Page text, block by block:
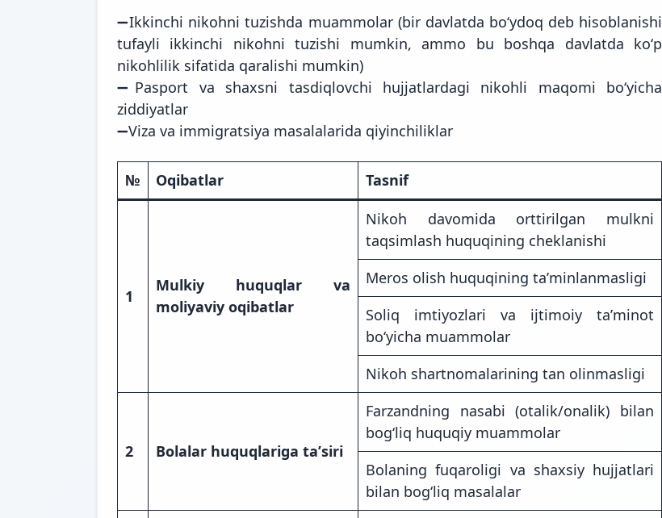
➖Ikkinchi nikohni tuzishda muammolar (bir davlatda boʻydoq deb hisoblanishi
tufayli ikkinchi nikohni tuzishi mumkin, ammo bu boshqa davlatda koʻp
nikohlilik sifatida qaralishi mumkin)
➖Pasport va shaxsni tasdiqlovchi hujjatlardagi nikohli maqomi boʻyicha
ziddiyatlar
➖Viza va immigratsiya masalalarida qiyinchiliklar
№ Oqibatlar Tasnif
1
Mulkiy huquqlar va
moliyaviy oqibatlar
Nikoh davomida orttirilgan mulkni
taqsimlash huquqining cheklanishi
Meros olish huquqining taʼminlanmasligi
Soliq imtiyozlari va ijtimoiy taʼminot
boʻyicha muammolar
Nikoh shartnomalarining tan olinmasligi
2 Bolalar huquqlariga taʼsiri
Farzandning nasabi (otalik/onalik) bilan
bogʻliq huquqiy muammolar
Bolaning fuqaroligi va shaxsiy hujjatlari
bilan bogʻliq masalalar